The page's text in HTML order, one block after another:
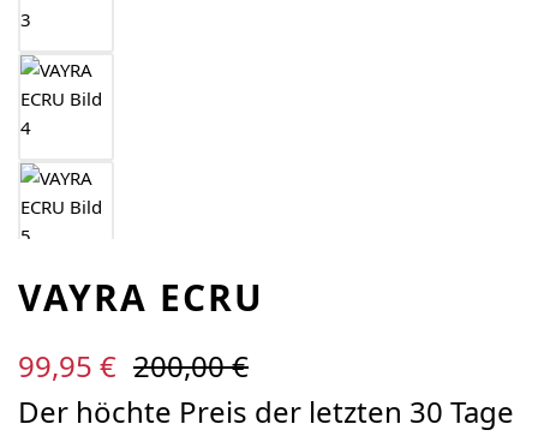
VAYRA ECRU
Verkaufspreis:
99,95 € Regulärer Preis:
200,00 €
Der höchte Preis der letzten 30 Tage